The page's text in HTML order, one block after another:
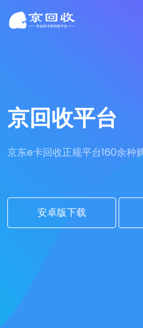
京回收平台
京东e卡回收正规平台160余种
安卓版下载